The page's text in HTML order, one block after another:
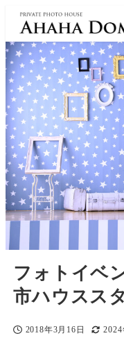
フォトイベ
市ハウスス
投稿日
2018年3月16日
更新日
2024